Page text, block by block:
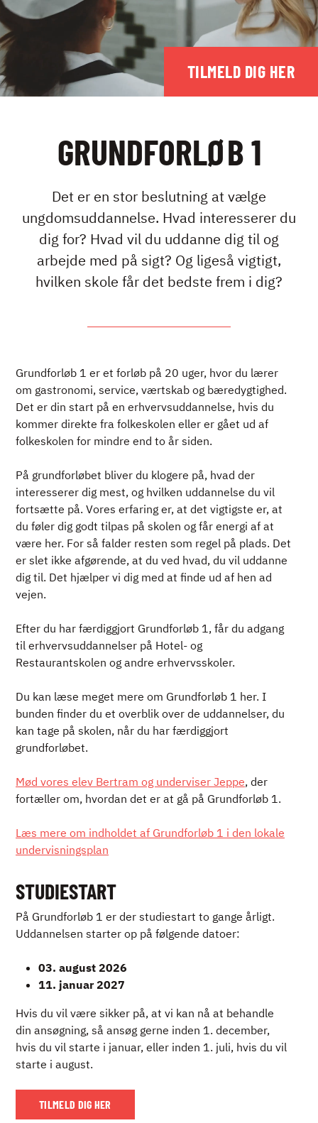
10. KLASSE
TIL FORÆLDRE
FÅ EN LÆREPLADS
KONTAKT
NYHEDER
JOBBØRS
ENGLISH
TILMELD DIG HER
GRUNDFORLØB 1
Det er en stor beslutning at vælge
ungdomsuddannelse. Hvad interesserer du
dig for? Hvad vil du uddanne dig til og
arbejde med på sigt? Og ligeså vigtigt,
hvilken skole får det bedste frem i dig?
Grundforløb 1 er et forløb på 20 uger, hvor du lærer
om gastronomi, service, værtskab og bæredygtighed.
Det er din start på en erhvervsuddannelse, hvis du
kommer direkte fra folkeskolen eller er gået ud af
folkeskolen for mindre end to år siden.
På grundforløbet bliver du klogere på, hvad der
interesserer dig mest, og hvilken uddannelse du vil
fortsætte på. Vores erfaring er, at det vigtigste er, at
du føler dig godt tilpas på skolen og får energi af at
være her. For så falder resten som regel på plads. Det
er slet ikke afgørende, at du ved hvad, du vil uddanne
dig til. Det hjælper vi dig med at finde ud af hen ad
vejen.
Efter du har færdiggjort Grundforløb 1, får du adgang
til erhvervsuddannelser på Hotel- og
Restaurantskolen og andre erhvervsskoler.
Du kan læse meget mere om Grundforløb 1 her. I
bunden finder du et overblik over de uddannelser, du
kan tage på skolen, når du har færdiggjort
grundforløbet.
Mød vores elev Bertram og underviser Jeppe, der
fortæller om, hvordan det er at gå på Grundforløb 1.
Læs mere om indholdet af Grundforløb 1 i den lokale
undervisningsplan
STUDIESTART
På Grundforløb 1 er der studiestart to gange årligt.
Uddannelsen starter op på følgende datoer:
03. august 2026
11. januar 2027
Hvis du vil være sikker på, at vi kan nå at behandle
din ansøgning, så ansøg gerne inden 1. december,
hvis du vil starte i januar, eller inden 1. juli, hvis du vil
starte i august.
TILMELD DIG HER